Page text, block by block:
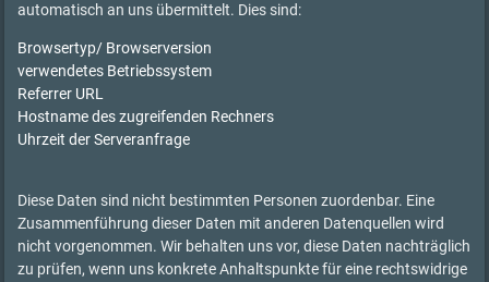
automatisch an uns übermittelt. Dies sind:
Browsertyp/ Browserversion
verwendetes Betriebssystem
Referrer URL
Hostname des zugreifenden Rechners
Uhrzeit der Serveranfrage
Diese Daten sind nicht bestimmten Personen zuordenbar. Eine
Zusammenführung dieser Daten mit anderen Datenquellen wird
nicht vorgenommen. Wir behalten uns vor, diese Daten nachträglich
zu prüfen, wenn uns konkrete Anhaltspunkte für eine rechtswidrige